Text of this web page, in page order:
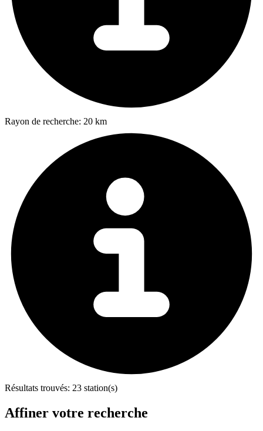
Rayon de recherche: 20 km
Résultats trouvés: 23 station(s)
Affiner votre recherche